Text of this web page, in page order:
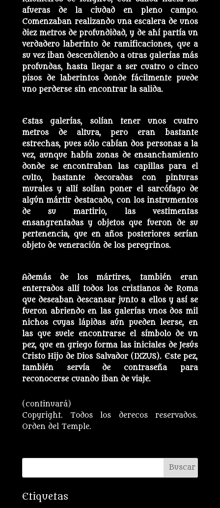
afueras de la ciudad en pleno campo.
Comenzaban realizando una escalera de unos
diez metros de profundidad, y de ahí partía un
verdadero laberinto de ramificaciones, que a
su vez iban descendiendo a otras galerías más
profundas, hasta llegar a ser cuatro o cinco
pisos de laberintos donde fácilmente puede
uno perderse sin encontrar la salida.
Estas galerías, solían tener unos cuatro
metros de altura, pero eran bastante
estrechas, pues sólo cabían dos personas a la
vez, aunque había zonas de ensanchamiento
donde se encontraban las capillas para el
culto, bastante decoradas con pinturas
murales y allí solían poner el sarcófago de
algún mártir destacado, con los instrumentos
de su martirio, las vestimentas
ensangrentadas y objetos que fueron de su
pertenencia, que en años posteriores serían
objeto de veneración de los peregrinos.
Además de los mártires, también eran
enterrados allí todos los cristianos de Roma
que deseaban descansar junto a ellos y así se
fueron abriendo en las galerías unos dos mil
nichos cuyas lápidas aún pueden leerse, en
las que suele encontrarse el símbolo de un
pez, que en griego forma las iniciales de Jesús
Cristo Hijo de Dios Salvador (IXZUS). Este pez,
también servía de contraseña para
reconocerse cuando iban de viaje.
(continuará)
Copyright. Todos los derecos reservados.
Orden del Temple.
Etiquetas